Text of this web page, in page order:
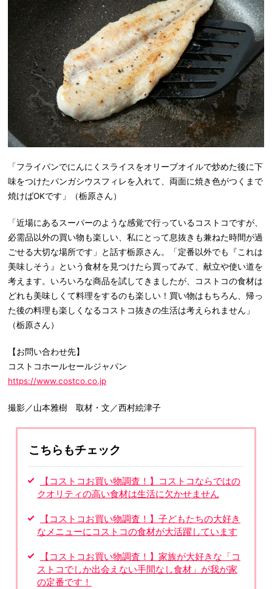
「フライパンでにんにくスライスをオリーブオイルで炒めた後に下
味をつけたパンガシウスフィレを入れて、両面に焼き色がつくまで
焼けばOKです」（栃原さん）
「近場にあるスーパーのような感覚で行っているコストコですが、
必需品以外の買い物も楽しい、私にとって息抜きも兼ねた時間が過
ごせる大切な場所です」と話す栃原さん。「定番以外でも『これは
美味しそう』という食材を見つけたら買ってみて、献立や使い道を
考えます。いろいろな商品を試してきましたが、コストコの食材は
どれも美味しくて料理をするのも楽しい！買い物はもちろん、帰っ
た後の料理も楽しくなるコストコ抜きの生活は考えられません」
（栃原さん）
【お問い合わせ先】
コストコホールセールジャパン
https://www.costco.co.jp
撮影／山本雅樹 取材・文／西村絵津子
こちらもチェック
【コストコお買い物調査！】コストコならではの
クオリティの高い食材は生活に欠かせません
【コストコお買い物調査！】子どもたちの大好き
なメニューにコストコの食材が大活躍しています
【コストコお買い物調査！】家族が大好きな「コ
ストコでしか出会えない手間なし食材」が我が家
の定番です！